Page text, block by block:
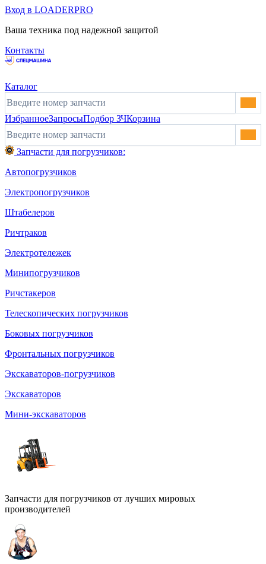
Вход в LOADERPRO
Ваша техника под надежной защитой
Контакты
Каталог
ИзбранноеЗапросыПодбор ЗЧКорзина
Запчасти для погрузчиков:
Автопогрузчиков
Электропогрузчиков
Штабелеров
Ричтраков
Электротележек
Минипогрузчиков
Ричстакеров
Телескопических погрузчиков
Боковых погрузчиков
Фронтальных погрузчиков
Экскаваторов-погрузчиков
Экскаваторов
Мини-экскаваторов
Запчасти для погрузчиков от лучших мировых
производителей